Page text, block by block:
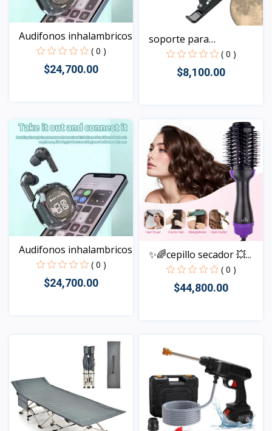
Audifonos inhalambricos
( 0 )
$24,700.00
soporte para
computador
( 0 )
$8,100.00
Audifonos inhalambricos
( 0 )
$24,700.00
✨🌈cepillo secador 💥...
( 0 )
$44,800.00